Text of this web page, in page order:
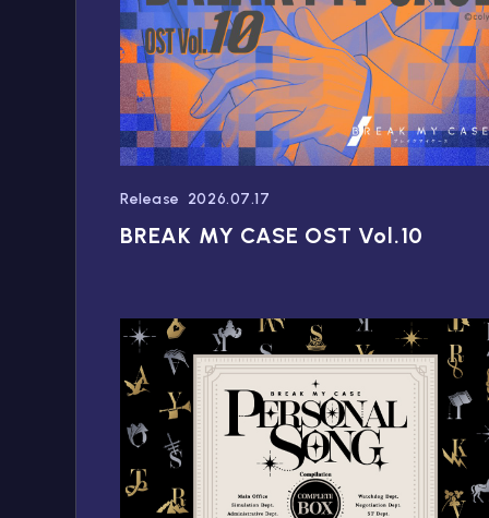
Release 2026.07.17
BREAK MY CASE OST Vol.10